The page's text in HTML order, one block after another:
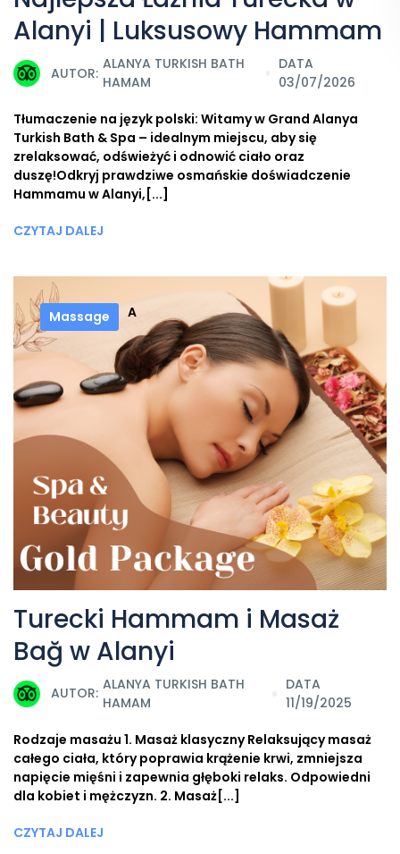
Alanyi | Luksusowy Hammam
AUTOR:
ALANYA TURKISH BATH
HAMAM
DATA
03/07/2026
Tłumaczenie na język polski: Witamy w Grand Alanya
Turkish Bath & Spa – idealnym miejscu, aby się
zrelaksować, odświeżyć i odnowić ciało oraz
duszę!Odkryj prawdziwe osmańskie doświadczenie
Hammamu w Alanyi,[...]
CZYTAJ DALEJ
A
Massage
Turecki Hammam i Masaż
Bağ w Alanyi
AUTOR:
ALANYA TURKISH BATH
HAMAM
DATA
11/19/2025
Rodzaje masażu 1. Masaż klasyczny Relaksujący masaż
całego ciała, który poprawia krążenie krwi, zmniejsza
napięcie mięśni i zapewnia głęboki relaks. Odpowiedni
dla kobiet i mężczyzn. 2. Masaż[...]
CZYTAJ DALEJ